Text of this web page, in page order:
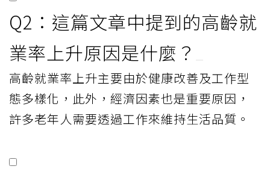
Q2：這篇文章中提到的高齡就
業率上升原因是什麼？
高齡就業率上升主要由於健康改善及工作型
態多樣化，此外，經濟因素也是重要原因，
許多老年人需要透過工作來維持生活品質。